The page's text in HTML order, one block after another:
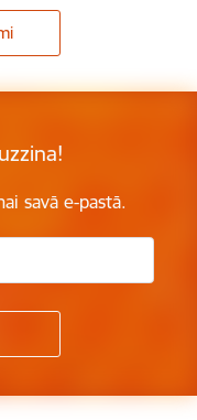
savā e-pastā.